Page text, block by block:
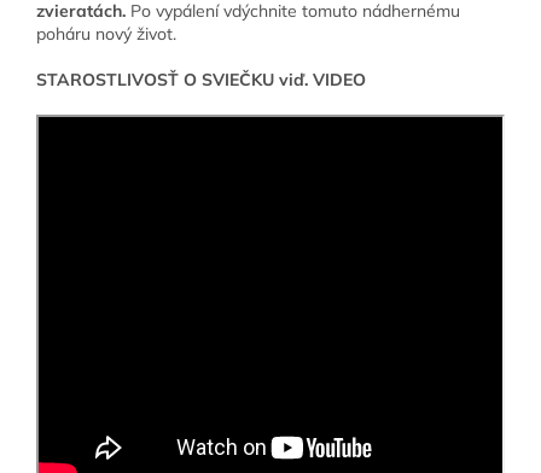
zvieratách. Po vypálení vdýchnite tomuto nádhernému
poháru nový život.
STAROSTLIVOSŤ O SVIEČKU viď. VIDEO